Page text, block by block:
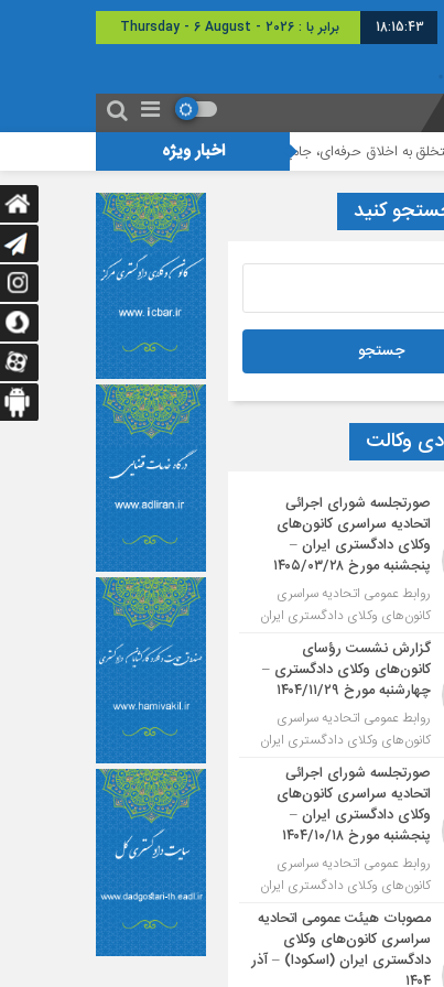
18:15:44 برابر با : Thursday - 6 August - 2026
اخبار ویژهاخلاق حرفه‌ای، جامع‌نگر و نکته‌بین هستند
کنید
وکالت
صورتجلسه شورای اجرائی
اتحادیه سراسری کانون‌های
وکلای دادگستری ایران –
پنجشنبه مورخ ۱۴۰۵/۰۳/۲۸
روابط عمومی اتحادیه سراسری
کانون‌های وکلای دادگستری ایران
گزارش نشست رؤسای
کانون‌های وکلای دادگستری –
چهارشنبه مورخ ۱۴۰۴/۱۱/۲۹
روابط عمومی اتحادیه سراسری
کانون‌های وکلای دادگستری ایران
صورتجلسه شورای اجرائی
اتحادیه سراسری کانون‌های
وکلای دادگستری ایران –
پنجشنبه مورخ ۱۴۰۴/۱۰/۱۸
روابط عمومی اتحادیه سراسری
کانون‌های وکلای دادگستری ایران
مصوبات هیئت عمومی اتحادیه
سراسری کانون‌های وکلای
دادگستری ایران (اسکودا) – آذر
۱۴۰۴